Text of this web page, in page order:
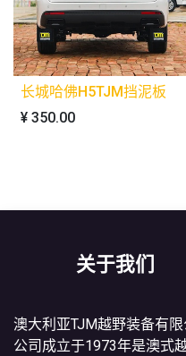
长城哈佛H5TJM挡泥板
¥ 350.00
关于我们
澳大利亚TJM越野装备有
公司成立于1973年是澳式